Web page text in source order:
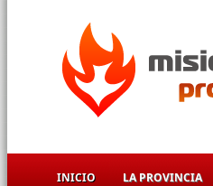
INICIO LA PROVINCIA